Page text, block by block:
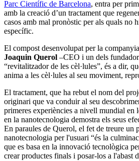
Parc Científic de Barcelona, entra per
amb la creació d’un tractament que
casos amb mal pronòstic per als quals no
específic.
El compost desenvolupat per la
Joaquin Querol –CEO i un dels
“revitalitzador de les cèl·lules”, és a dir,
anima a les cèl·lules al seu moviment,
El tractament, que ha rebut el nom del
originari que va conduir al seu
primeres experiències a nivell mundial en
en la nanotecnologia demostra els seus
En paraules de Querol, el fet de treure un
nanotecnologia per l'usuari “és la
que es basa en la innovació tecnològica
crear productes finals i posar-los a l'abast